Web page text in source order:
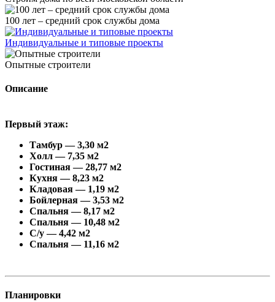
100 лет – средний срок службы дома
Индивидуальные и типовые проекты
Опытные строители
Описание
Первый этаж:
Тамбур — 3,30 м2
Холл — 7,35 м2
Гостиная — 28,77 м2
Кухня — 8,23 м2
Кладовая — 1,19 м2
Бойлерная — 3,53 м2
Спальня — 8,17 м2
Спальня — 10,48 м2
С/у — 4,42 м2
Спальня — 11,16 м2
Планировки